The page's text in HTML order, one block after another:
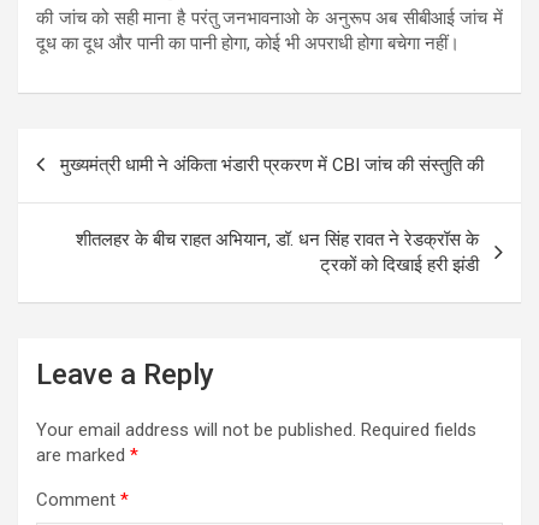
की जांच को सही माना है परंतु जनभावनाओ के अनुरूप अब सीबीआई जांच में
दूध का दूध और पानी का पानी होगा, कोई भी अपराधी होगा बचेगा नहीं।
navigation
मुख्यमंत्री धामी ने अंकिता भंडारी प्रकरण में CBI जांच की संस्तुति की
शीतलहर के बीच राहत अभियान, डॉ. धन सिंह रावत ने रेडक्रॉस के
ट्रकों को दिखाई हरी झंडी
Leave a Reply
Your email address will not be published. Required fields
are marked *
Comment *